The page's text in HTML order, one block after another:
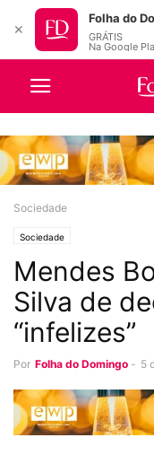
Sociedade
Sociedade
Mendes
Silva de
“infelizes”
Por Folha do Domingo - 5
✕
Folha do
GRÁTIS
Na Google